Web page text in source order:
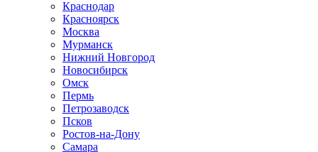
Краснодар
Красноярск
Москва
Мурманск
Нижний Новгород
Новосибирск
Омск
Пермь
Петрозаводск
Псков
Ростов-на-Дону
Самара